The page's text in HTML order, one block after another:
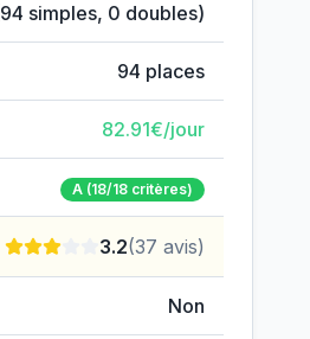
94 simples, 0 doubles)
94 places
82.91€/jour
A (18/18 critères)
3.2(37 avis)
Non